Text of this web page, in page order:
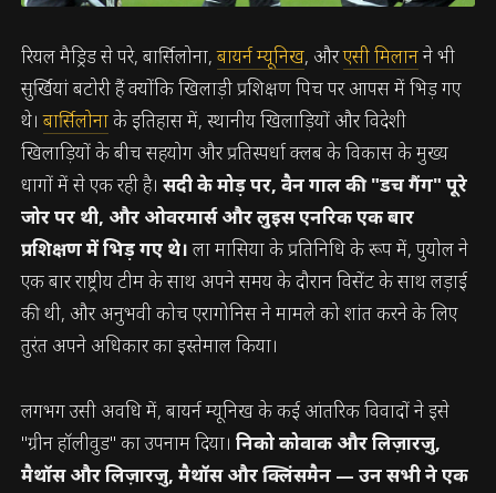
रियल मैड्रिड से परे, बार्सिलोना,बायर्न म्यूनिख, औरएसी मिलानने भी
सुर्खियां बटोरी हैं क्योंकि खिलाड़ी प्रशिक्षण पिच पर आपस में भिड़ गए
थे।बार्सिलोनाके इतिहास में, स्थानीय खिलाड़ियों और विदेशी
खिलाड़ियों के बीच सहयोग और प्रतिस्पर्धा क्लब के विकास के मुख्य
धागों में से एक रही है। सदी के मोड़ पर, वैन गाल की "डच गैंग" पूरे
जोर पर थी, और ओवरमार्स और लुइस एनरिक एक बार
प्रशिक्षण में भिड़ गए थे।ला मासिया के प्रतिनिधि के रूप में, पुयोल ने
एक बार राष्ट्रीय टीम के साथ अपने समय के दौरान विसेंट के साथ लड़ाई
की थी, और अनुभवी कोच एरागोनिस ने मामले को शांत करने के लिए
तुरंत अपने अधिकार का इस्तेमाल किया।
लगभग उसी अवधि में, बायर्न म्यूनिख के कई आंतरिक विवादों ने इसे
"ग्रीन हॉलीवुड" का उपनाम दिया। निको कोवाक और लिज़ारज़ु,
मैथॉस और लिज़ारज़ु, मैथॉस और क्लिंसमैन — उन सभी ने एक